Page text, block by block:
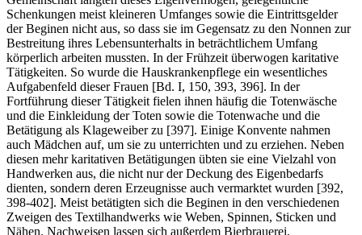
Schenkungen meist kleineren Umfanges sowie die Eintrittsgelder
der Beginen nicht aus, so dass sie im Gegensatz zu den Nonnen zur
Bestreitung ihres Lebensunterhalts in beträchtlichem Umfang
körperlich arbeiten mussten. In der Frühzeit überwogen karitative
Tätigkeiten. So wurde die Hauskrankenpflege ein wesentliches
Aufgabenfeld dieser Frauen [Bd. I, 150, 393, 396]. In der
Fortführung dieser Tätigkeit fielen ihnen häufig die Totenwäsche
und die Einkleidung der Toten sowie die Totenwache und die
Betätigung als Klageweiber zu [397]. Einige Konvente nahmen
auch Mädchen auf, um sie zu unterrichten und zu erziehen. Neben
diesen mehr karitativen Betätigungen übten sie eine Vielzahl von
Handwerken aus, die nicht nur der Deckung des Eigenbedarfs
dienten, sondern deren Erzeugnisse auch vermarktet wurden [392,
398-402]. Meist betätigten sich die Beginen in den verschiedenen
Zweigen des Textilhandwerks wie Weben, Spinnen, Sticken und
Nähen. Nachweisen lassen sich außerdem Bierbrauerei,